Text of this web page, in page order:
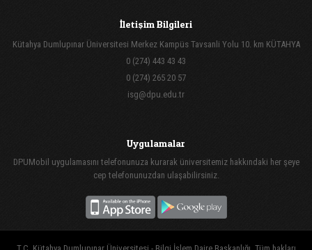
İletişim Bilgileri
Kütahya Dumlupınar Üniversitesi Merkez Kampüs Tavsanli Yolu 10. km KÜTAHYA
0 (274) 443 43 43
0 (274) 265 20 57
isg@dpu.edu.tr
Uygulamalar
DPUMobil uygulamasını telefonunuza kurarak üniversitemiz hakkındaki her şeye
cep telefonunuzdan ulaşabilirsiniz.